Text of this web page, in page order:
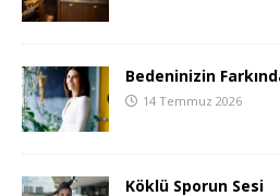
Bedeninizin
14 Temmuz 2026
Köklü Sporun Sesi